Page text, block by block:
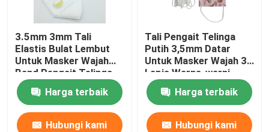
3.5mm 3mm Tali
Elastis Bulat Lembut
Untuk Masker Wajah
Band Pengait Telinga
Putih
Harga terbaik
Hubungi kami
Tali Pengait Telinga
Putih 3,5mm Datar
Untuk Masker Wajah 3
Lapis Warna-warni
Anak
Harga terbaik
Hubungi kami